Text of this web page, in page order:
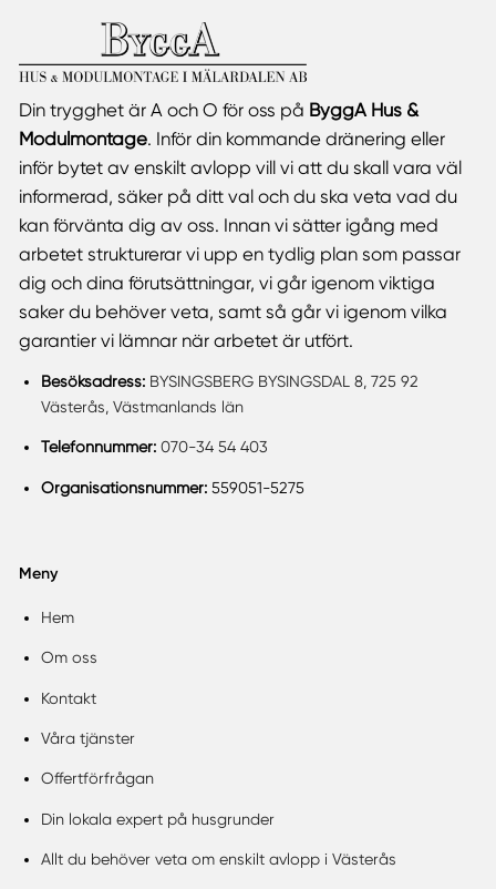
Din trygghet är A och O för oss på ByggA Hus &
Modulmontage. Inför din kommande dränering eller
inför bytet av enskilt avlopp vill vi att du skall vara väl
informerad, säker på ditt val och du ska veta vad du
kan förvänta dig av oss. Innan vi sätter igång med
arbetet strukturerar vi upp en tydlig plan som passar
dig och dina förutsättningar, vi går igenom viktiga
saker du behöver veta, samt så går vi igenom vilka
garantier vi lämnar när arbetet är utfört.
Besöksadress: BYSINGSBERG BYSINGSDAL 8, 725 92
Västerås, Västmanlands län
Telefonnummer: 070-34 54 403
Organisationsnummer:559051-5275
Meny
Hem
Om oss
Kontakt
Våra tjänster
Offertförfrågan
Din lokala expert på husgrunder
Allt du behöver veta om enskilt avlopp i Västerås